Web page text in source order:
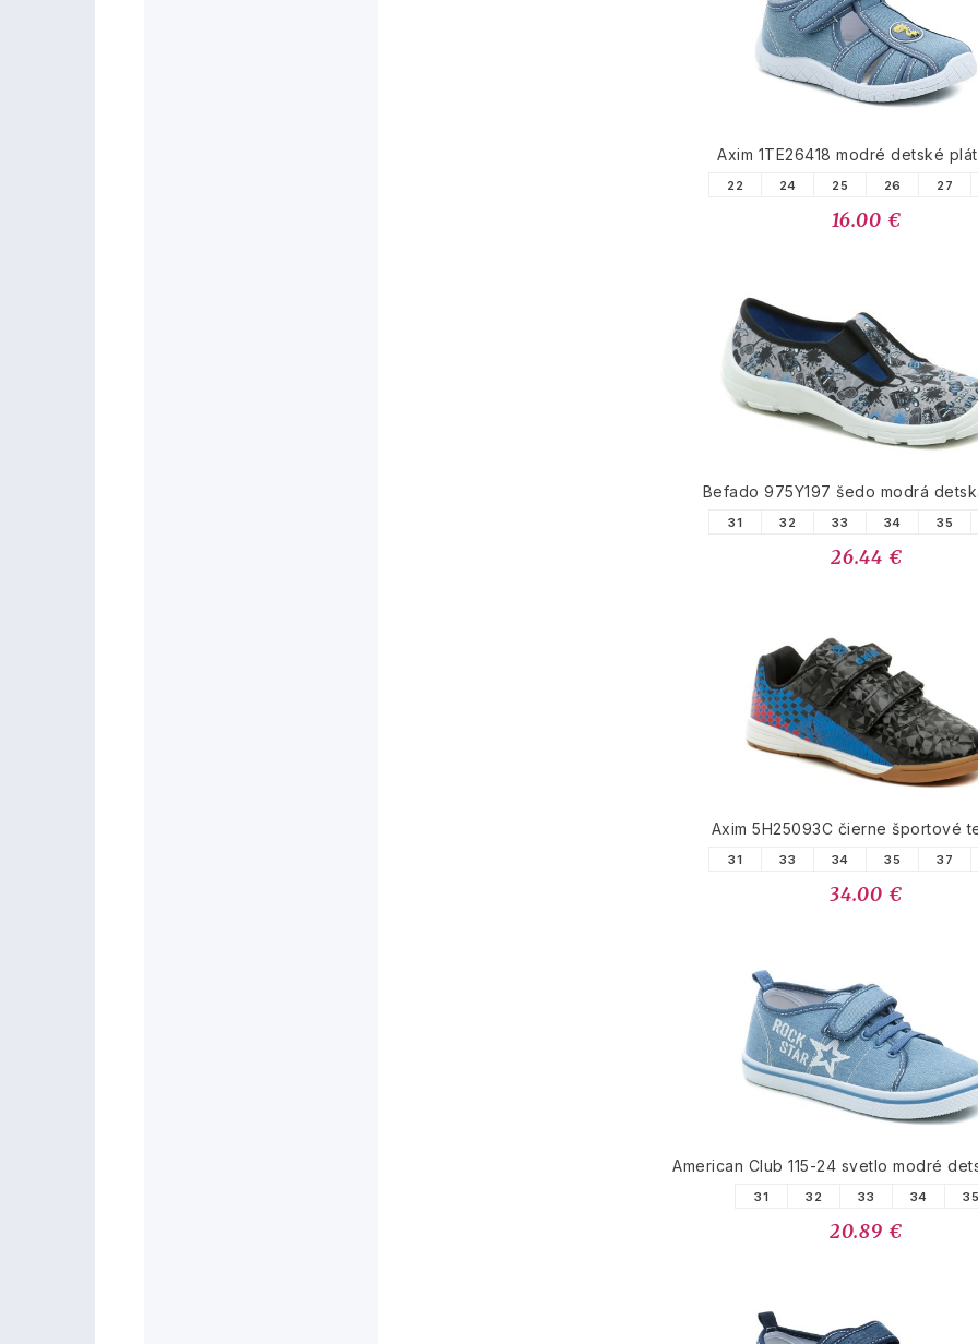
Axim 1TE26418 modré detské
22 24 25 26 27
16.00 €
Befado 975Y197 šedo modrá
31 32 33 34 35
26.44 €
Axim 5H25093C čierne športové
31 33 34 35 37
34.00 €
American Club 115-24 svetlo modré
31 32 33 34 35
20.89 €